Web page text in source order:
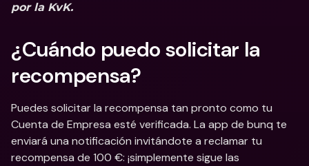
por la KvK.
¿Cuándo puedo solicitar la
recompensa?
Puedes solicitar la recompensa tan pronto como tu
Cuenta de Empresa esté verificada. La app de bunq te
enviará una notificación invitándote a reclamar tu
recompensa de 100 €: ¡simplemente sigue las